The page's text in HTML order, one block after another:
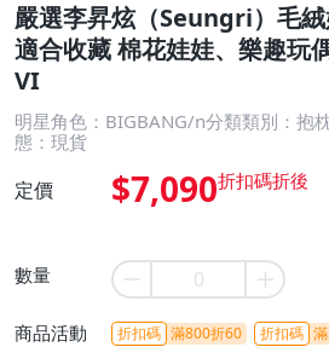
嚴選李昇炫（Seungri）毛
適合收藏 棉花娃娃、樂趣玩
VI
明星角色：BIGBANG/n分類類別：抱
態：現貨
定價 $7,090
數量
商品活動 折扣碼 滿800折60 折扣碼